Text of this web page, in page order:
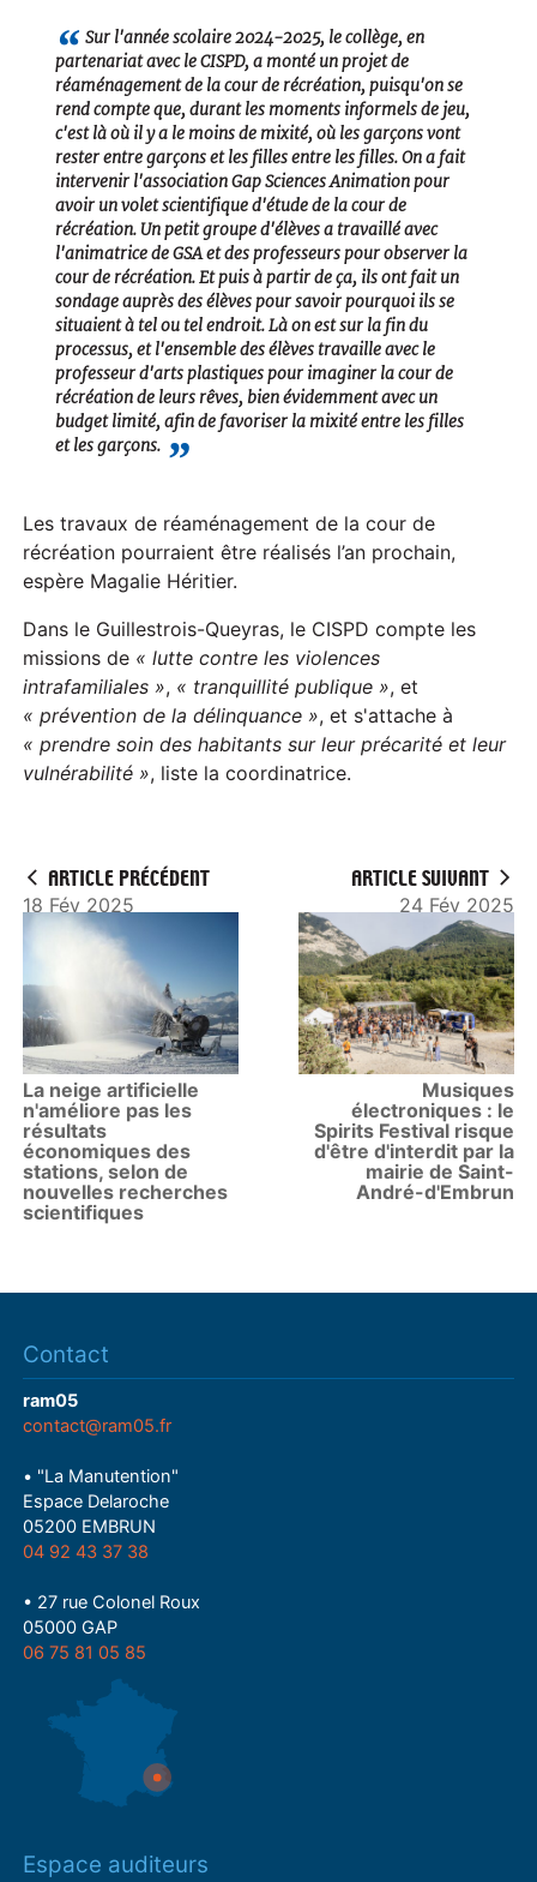
a
y
Sur l'année scolaire 2024-2025, le collège, en
partenariat avec le CISPD, a monté un projet de
réaménagement de la cour de récréation, puisqu'on se
rend compte que, durant les moments informels de jeu,
c'est là où il y a le moins de mixité, où les garçons vont
rester entre garçons et les filles entre les filles. On a fait
intervenir l'association Gap Sciences Animation pour
avoir un volet scientifique d'étude de la cour de
récréation. Un petit groupe d'élèves a travaillé avec
l'animatrice de GSA et des professeurs pour observer la
cour de récréation. Et puis à partir de ça, ils ont fait un
sondage auprès des élèves pour savoir pourquoi ils se
situaient à tel ou tel endroit. Là on est sur la fin du
processus, et l'ensemble des élèves travaille avec le
professeur d'arts plastiques pour imaginer la cour de
récréation de leurs rêves, bien évidemment avec un
budget limité, afin de favoriser la mixité entre les filles
et les garçons.
Les travaux de réaménagement de la cour de
récréation pourraient être réalisés l’an prochain,
espère Magalie Héritier.
Dans le Guillestrois-Queyras, le CISPD compte les
missions de « lutte contre les violences
intrafamiliales », « tranquillité publique », et
« prévention de la délinquance », et s'attache à
« prendre soin des habitants sur leur précarité et leur
vulnérabilité », liste la coordinatrice.
ARTICLE PRÉCÉDENT
18 Fév 2025
La neige artificielle
n'améliore pas les
résultats
économiques des
stations, selon de
nouvelles recherches
scientifiques
ARTICLE SUIVANT
24 Fév 2025
Musiques
électroniques : le
Spirits Festival risque
d'être d'interdit par la
mairie de Saint-
André-d'Embrun
Contact
ram05
contact@ram05.fr
• "La Manutention"
Espace Delaroche
05200 EMBRUN
04 92 43 37 38
• 27 rue Colonel Roux
05000 GAP
06 75 81 05 85
Espace auditeurs